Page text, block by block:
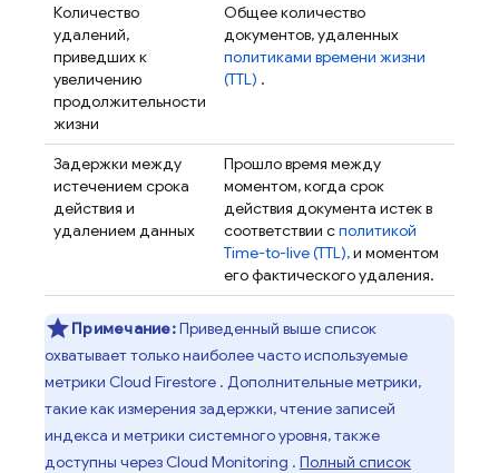
Количество
удалений,
приведших к
увеличению
продолжительности
жизни
Общее количество
документов, удаленных
политиками времени жизни
(TTL) .
Задержки между
истечением срока
действия и
удалением данных
Прошло время между
моментом, когда срок
действия документа истек в
соответствии сполитикой
Time-to-live (TTL),и моментом
его фактического удаления.
Примечание:Приведенный выше список
охватывает только наиболее часто используемые
метрики Cloud Firestore . Дополнительные метрики,
такие как измерения задержки, чтение записей
индекса и метрики системного уровня, также
доступны через Cloud Monitoring . Полный список